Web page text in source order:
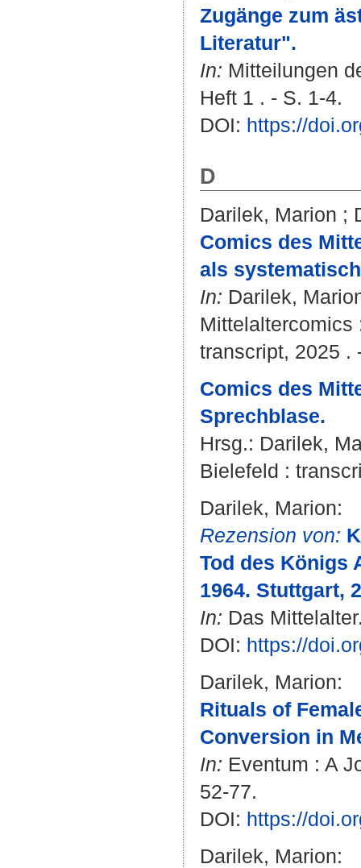
Zugänge zum
Literatur".
In: Mitteilungen
Heft 1 . - S. 1-4.
DOI: https://
D
Darilek, Marion ;
Comics des
als
In: Darilek,
Mittelaltercomics
transcript, 2025 .
Comics des
Sprechblase.
Hrsg.: Darilek,
Bielefeld :
Darilek, Marion:
Rezension von:
Tod des Königs
1964. Stuttgart,
In: Das
DOI: https://
Darilek, Marion:
Rituals of
Conversion in
In: Eventum : A
52-77.
DOI: https://
Darilek, Marion: